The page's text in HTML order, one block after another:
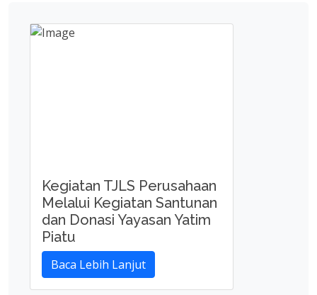
Kegiatan TJLS Perusahaan
Melalui Kegiatan Santunan
dan Donasi Yayasan Yatim
Piatu
Baca Lebih Lanjut